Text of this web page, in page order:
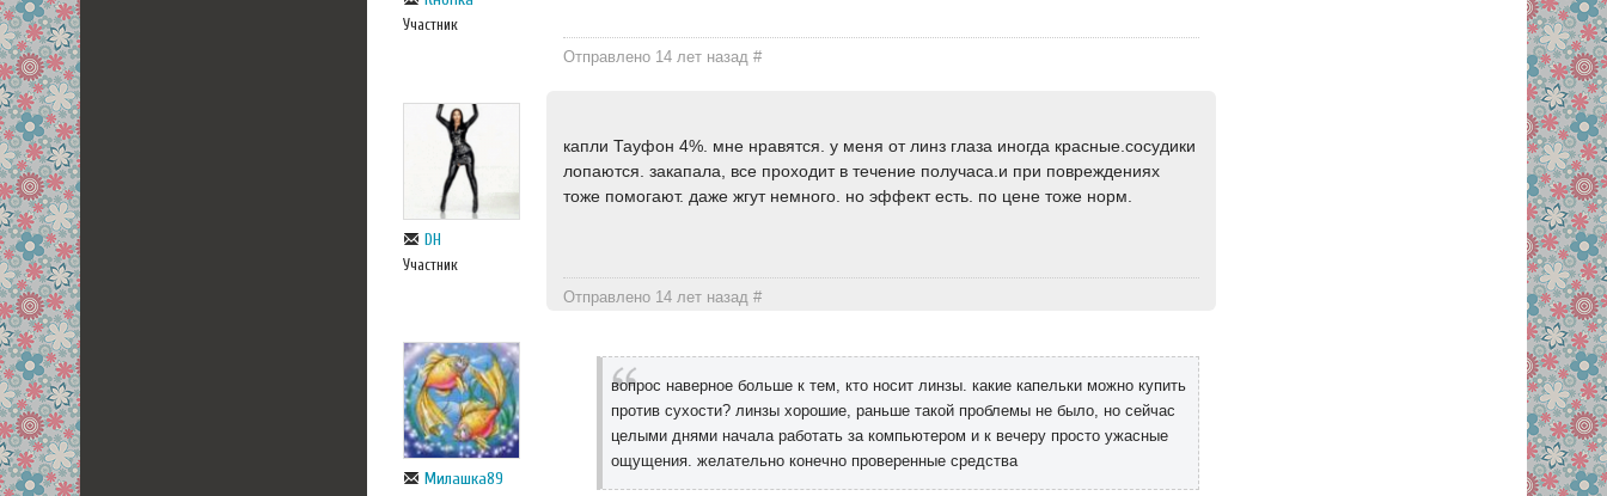
Участник
Отправлено 14 лет назад#
DH
Участник
капли Тауфон 4%. мне нравятся. у меня от линз глаза иногда красные.сосудики
лопаются. закапала, все проходит в течение получаса.и при повреждениях
тоже помогают. даже жгут немного. но эффект есть. по цене тоже норм.
Отправлено 14 лет назад#
Милашка89
вопрос наверное больше к тем, кто носит линзы. какие капельки можно купить
против сухости? линзы хорошие, раньше такой проблемы не было, но сейчас
целыми днями начала работать за компьютером и к вечеру просто ужасные
ощущения. желательно конечно проверенные средства